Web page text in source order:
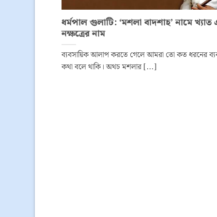
ধর্মপাল গুলাটি: ‘মশলা বাদশাহ’ নামে
নক্ষত্রের নাম
ব্যবসায়িক আলাপ করতে গেলে আমরা তো কত ধরনের
কথা বলে থাকি। অথচ মশলার [...]